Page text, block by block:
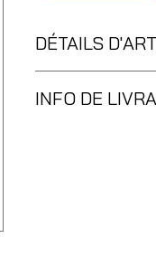
DÉTAILS
INFO DE